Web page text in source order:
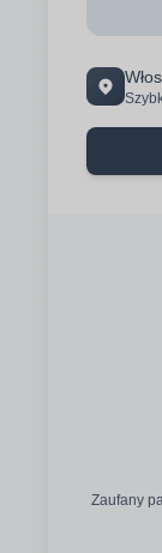
Zaufany